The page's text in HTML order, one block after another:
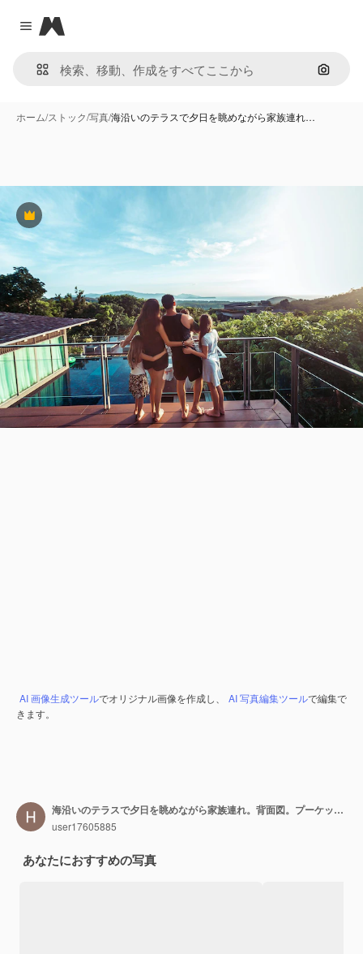
Close menu
Magnific
画像で
ホーム/ストック/写真/海沿いのテラスで夕日を眺めながら家族連れ…
Premium
AI 画像生成ツールでオリジナル画像を作成し、 AI 写真編集ツールで編集で
きます。
海沿いのテラスで夕日を眺めながら家族連れ。背面図。プーケット。タイ
user17605885
あなたにおすすめの写真